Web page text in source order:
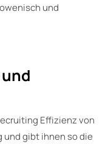
und
Effizienz von
und gibt ihnen so die